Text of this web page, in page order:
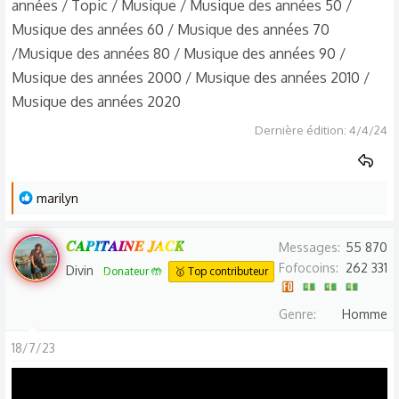
années / Topic / Musique / Musique des années 50 /
Musique des années 60 / Musique des années 70
/Musique des années 80 / Musique des années 90 /
Musique des années 2000 / Musique des années 2010 /
Musique des années 2020
Dernière édition: 4/4/24
L
s
r
é
t
marilyn
𝑪𝑨𝑷𝑰𝑻𝑨𝑰𝑵𝑬 𝑱𝑨𝑪𝑲
Divin Donateur 🤲 🥇 Top contributeur
Messages
55 870
Fofocoins
262 331
Genre Homme
18/7/23